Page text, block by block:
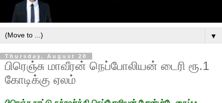
▼
Thursday, August 20
பிரெஞ்சு மாவீரன் நெப்போலியன் டைரி ரூ.1
கோடிக்கு ஏலம்